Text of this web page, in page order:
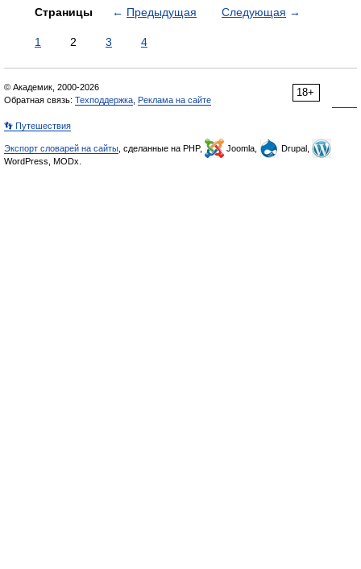
Страницы ← Предыдущая Следующая →
1 2 3 4
18+
© Академик, 2000-2026
Обратная связь: Техподдержка Реклама на сайте
👣 Путешествия
Экспорт словарей на сайты , сделанные на PHP, Joomla,
Drupal,
WordPress, MODx.